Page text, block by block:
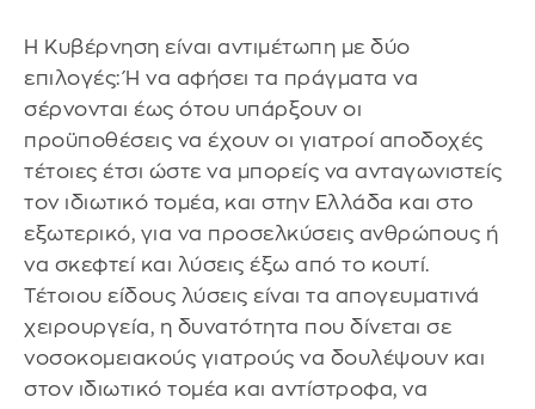
Η Κυβέρνηση είναι αντιμέτωπη με δύο
επιλογές: Ή να αφήσει τα πράγματα να
σέρνονται έως ότου υπάρξουν οι
προϋποθέσεις να έχουν οι γιατροί αποδοχές
τέτοιες έτσι ώστε να μπορείς να ανταγωνιστείς
τον ιδιωτικό τομέα, και στην Ελλάδα και στο
εξωτερικό, για να προσελκύσεις ανθρώπους ή
να σκεφτεί και λύσεις έξω από το κουτί.
Τέτοιου είδους λύσεις είναι τα απογευματινά
χειρουργεία, η δυνατότητα που δίνεται σε
νοσοκομειακούς γιατρούς να δουλέψουν και
στον ιδιωτικό τομέα και αντίστροφα, να